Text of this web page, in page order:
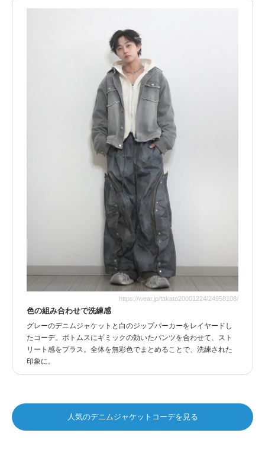
https://wear.jp/takato20001224/24958108/
色の組み合わせで洗練感
グレーのデニムジャケットと白のジップパーカーをレイヤードし
たコーデ。ボトムスにギミックの効いたパンツを合わせて、スト
リート感をプラス。全体を無彩色でまとめることで、洗練された
印象に。
人気のデニムジャケットコーデを見る